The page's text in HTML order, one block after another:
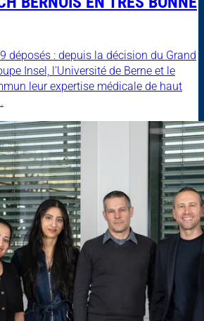
déposés : depuis la décision du Grand
Insel, l'Université de Berne et le
leur expertise médicale de haut